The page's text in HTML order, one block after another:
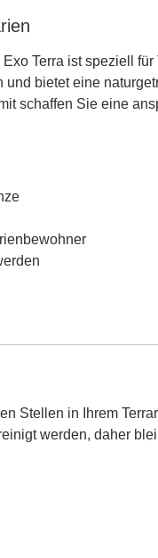
Terra ist speziell
bietet eine
schaffen Sie eine
Stellen in Ihrem
werden, daher